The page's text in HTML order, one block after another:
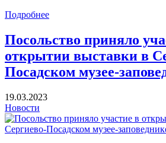
Подробнее
Посольство приняло
открытии выставки в
Посадском музее-
19.03.2023
Новости